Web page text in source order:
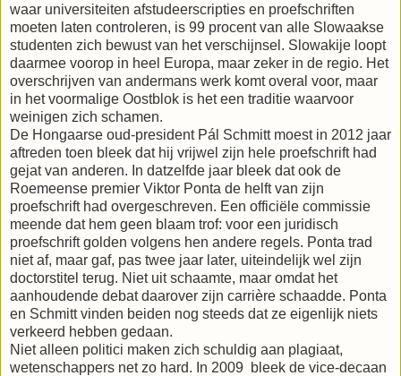
waar universiteiten afstudeerscripties en proefschriften
moeten laten controleren, is 99 procent van alle Slowaakse
studenten zich bewust van het verschijnsel. Slowakije loopt
daarmee voorop in heel Europa, maar zeker in de regio. Het
overschrijven van andermans werk komt overal voor, maar
in het voormalige Oostblok is het een traditie waarvoor
weinigen zich schamen.
De Hongaarse oud-president Pál Schmitt moest in 2012 jaar
aftreden toen bleek dat hij vrijwel zijn hele proefschrift had
gejat van anderen. In datzelfde jaar bleek dat ook de
Roemeense premier Viktor Ponta de helft van zijn
proefschrift had overgeschreven. Een officiële commissie
meende dat hem geen blaam trof: voor een juridisch
proefschrift golden volgens hen andere regels. Ponta trad
niet af, maar gaf, pas twee jaar later, uiteindelijk wel zijn
doctorstitel terug. Niet uit schaamte, maar omdat het
aanhoudende debat daarover zijn carrière schaadde. Ponta
en Schmitt vinden beiden nog steeds dat ze eigenlijk niets
verkeerd hebben gedaan.
Niet alleen politici maken zich schuldig aan plagiaat,
wetenschappers net zo hard. In 2009 bleek de vice-decaan